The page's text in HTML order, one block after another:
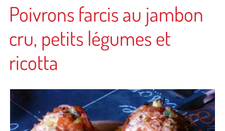
Poivrons farcis au jambon
cru, petits légumes et
ricotta